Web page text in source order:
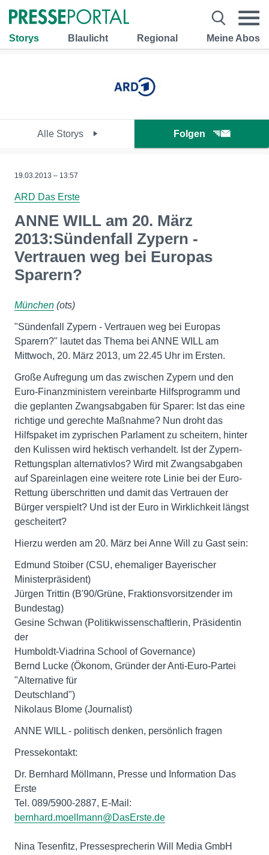
Storys Blaulicht Regional Meine Abos
Alle Storys Folgen
19.03.2013 – 13:57
ARD Das Erste
ANNE WILL am 20. März
2013:Sündenfall Zypern -
Vertrauen weg bei Europas
Sparern?
München (ots)
"Sündenfall Zypern - Vertrauen weg bei Europas
Sparern?" lautet das Thema bei ANNE WILL am
Mittwoch, 20. März 2013, um 22.45 Uhr im Ersten.
Große Aufregung um das zwischen Zypern und den
Euro-Finanzministern vereinbarte Hilfsprogramm und
die geplanten Zwangsabgaben für Sparer: Ist das eine
richtige und gerechte Maßnahme? Nun droht das
Hilfspaket im zyprischen Parlament zu scheitern, hinter
den Kulissen wird hektisch verhandelt. Ist der Zypern-
Rettungsplan alternativlos? Wird mit Zwangsabgaben
auf Spareinlagen eine weitere rote Linie bei der Euro-
Rettung überschritten und damit das Vertrauen der
Bürger verspielt? Und ist der Euro in Wirklichkeit längst
gescheitert?
Hierzu werden am 20. März bei Anne Will zu Gast sein:
Edmund Stoiber (CSU, ehemaliger Bayerischer
Ministerpräsident)
Jürgen Trittin (B'90/Grüne, Fraktionsvorsitzender im
Bundestag)
Gesine Schwan (Politikwissenschaftlerin, Präsidentin
der
Humboldt-Viadrina School of Governance)
Bernd Lucke (Ökonom, Gründer der Anti-Euro-Partei
"Alternative für
Deutschland")
Nikolaus Blome (Journalist)
ANNE WILL - politisch denken, persönlich fragen
Pressekontakt:
Dr. Bernhard Möllmann, Presse und Information Das
Erste
Tel. 089/5900-2887, E-Mail:
bernhard.moellmann@DasErste.de
Nina Tesenfitz, Pressesprecherin Will Media GmbH